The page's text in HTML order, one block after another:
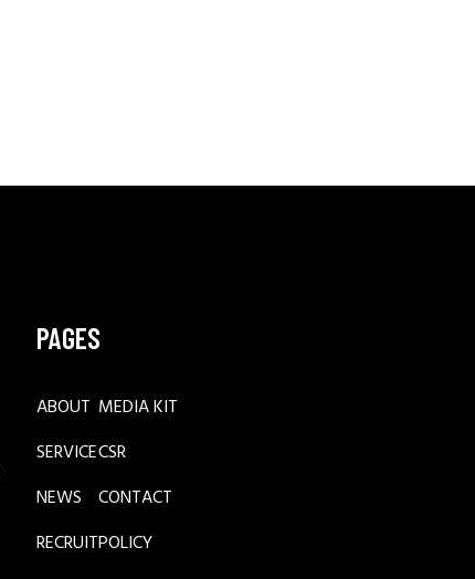
PAGES
ABOUT
SERVICE
NEWS
RECRUIT
MEDIA KIT
CSR
CONTACT
POLICY